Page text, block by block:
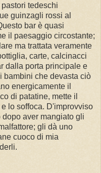
tedeschi
guinzagli rossi al
bar è quasi
il paesaggio circostante;
ma trattata veramente
carte, calcinacci
dalla porta principale e
bambini che devasta ciò
energicamente il
di patatine, mette il
lo soffoca. D'improvviso
aver mangiato gli
gli dà uno
cuoco di mia